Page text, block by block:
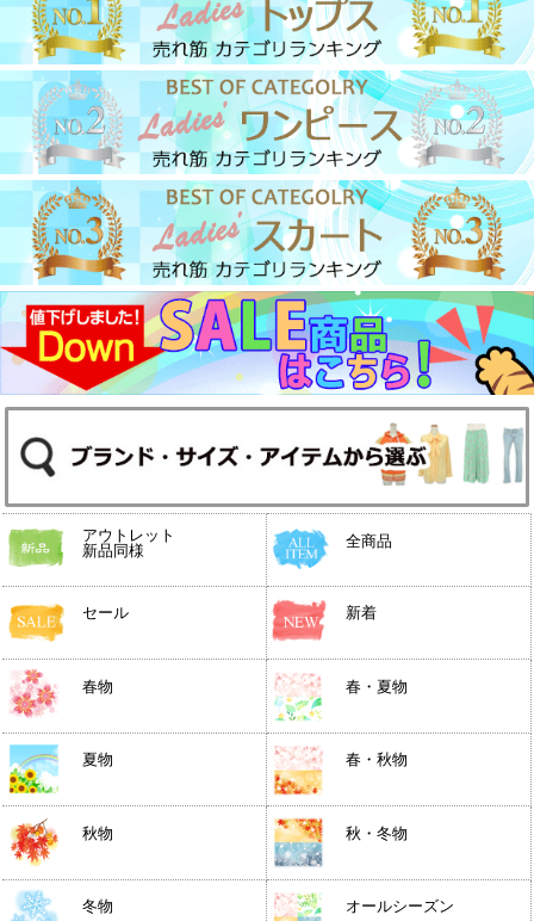
アウトレット
新品同様
全商品
セール 新着
春物 春・夏物
夏物 春・秋物
秋物 秋・冬物
冬物 オールシーズン